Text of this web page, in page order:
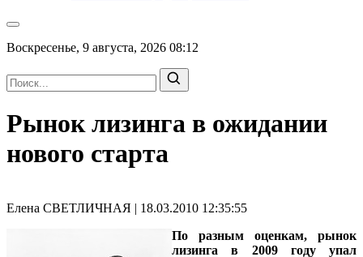
Воскресенье, 9 августа, 2026 08:12
Рынок лизинга в ожидании
нового старта
Елена СВЕТЛИЧНАЯ | 18.03.2010 12:35:55
По разным оценкам, рынок
лизинга в 2009 году упал